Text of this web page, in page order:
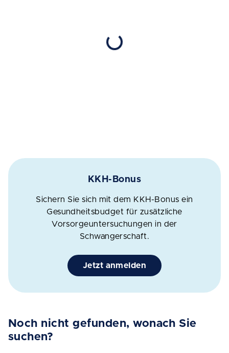
KKH-Bonus
Sichern Sie sich mit dem KKH-Bonus ein
Gesundheitsbudget für zusätzliche
Vorsorgeuntersuchungen in der
Schwangerschaft.
Jetzt anmelden
Noch nicht gefunden, wonach Sie
suchen?